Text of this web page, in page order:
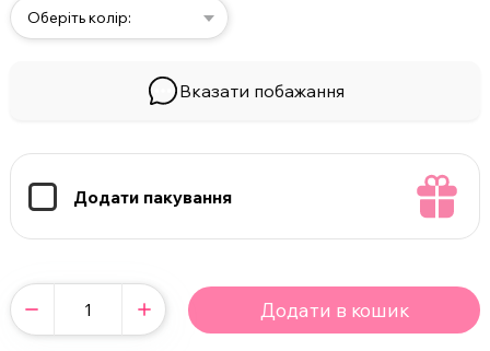
Оберіть колір:
Вказати побажання
Додати пакування
Додати в кошик